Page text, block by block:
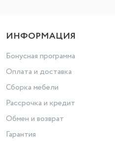
ИНФОРМАЦИЯ
Бонусная программа
Оплата и доставка
Сборка мебели
Рассрочка и кредит
Обмен и возврат
Гарантия